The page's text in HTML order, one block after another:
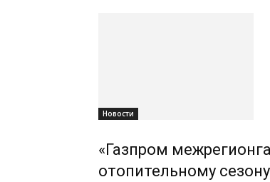
Новости
«Газпром
отопительному